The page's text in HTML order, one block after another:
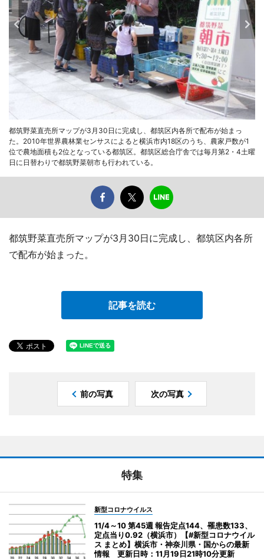
都筑野菜直売所マップが3月30日に完成し、都筑区内各所で配布が始まっ
た。2010年世界農林業センサスによると横浜市内18区のうち、農家戸数が1
位で農地面積も2位となっている都筑区。都筑区総合庁舎では毎月第2・4土曜
日に日替わりで都筑野菜朝市も行われている。
都筑野菜直売所マップが3月30日に完成し、都筑区内各所
で配布が始まった。
記事を読む
前の写真 次の写真
特集
新型コロナウイルス
11/4～10 第45週 報告定点144、罹患数133、
定点当り0.92（横浜市）【#新型コロナウイル
ス まとめ】横浜市・神奈川県・国からの最新
情報 更新日時：11月19日21時10分更新